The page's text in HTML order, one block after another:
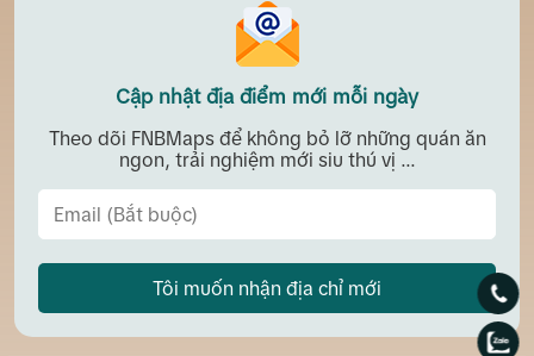
Cập nhật địa điểm mới mỗi ngày
Theo dõi FNBMaps để không bỏ lỡ những quán ăn
ngon, trải nghiệm mới siu thú vị ...
Tôi muốn nhận địa chỉ mới